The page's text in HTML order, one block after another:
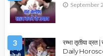
September
3
रम्भा तृतीया
Daily